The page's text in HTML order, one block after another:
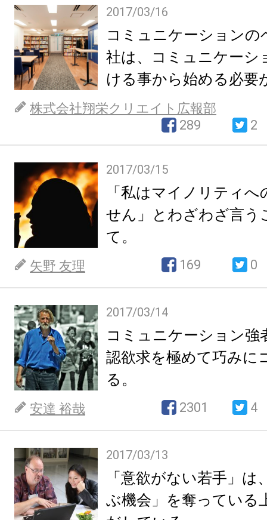
2017/03/16
コミュニケーションの
社は、コミュニケーシ
ける事から始める必要
株式会社翔栄クリエイト広報部
289
2
2017/03/15
「私はマイノリティ
せん」とわざわざ言う
て。
矢野 友理 169 0
2017/03/14
コミュニケーション強
認欲求を極めて巧みに
る。
安達 裕哉 2301 4
2017/03/13
「意欲がない若手」は
ぶ機会」を奪っている